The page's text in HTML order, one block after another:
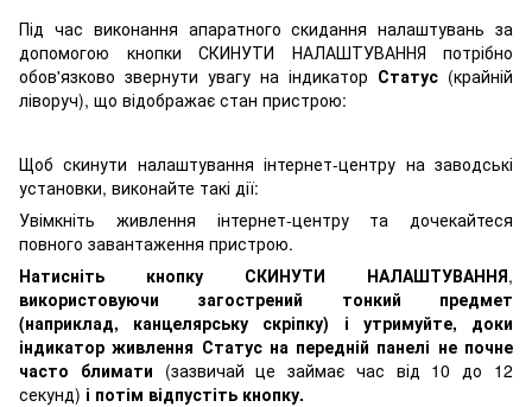
Під час виконання апаратного скидання налаштувань за
допомогою кнопки СКИНУТИ НАЛАШТУВАННЯ потрібно
обов'язково звернути увагу на індикатор Статус (крайній
ліворуч), що відображає стан пристрою:
Щоб скинути налаштування інтернет-центру на заводські
установки, виконайте такі дії:
Увімкніть живлення інтернет-центру та дочекайтеся
повного завантаження пристрою.
Натисніть кнопку СКИНУТИ НАЛАШТУВАННЯ,
використовуючи загострений тонкий предмет
(наприклад, канцелярську скріпку) і утримуйте, доки
індикатор живлення Статус на передній панелі не почне
часто блимати (зазвичай це займає час від 10 до 12
секунд) і потім відпустіть кнопку.